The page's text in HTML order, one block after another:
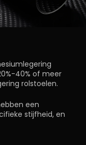
40% of meer
rolstoelen.
een
stijfheid, en